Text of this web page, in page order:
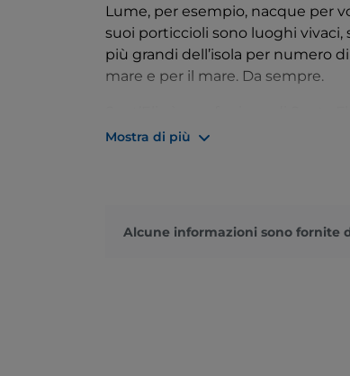
Lume, per esempio, nacque per
suoi porticcioli sono luoghi
più grandi dell’isola per numero
mare e per il mare. Da sempre.
riva al mare, la cui immagine più
Mostra di più
Alcune informazioni sono fornite